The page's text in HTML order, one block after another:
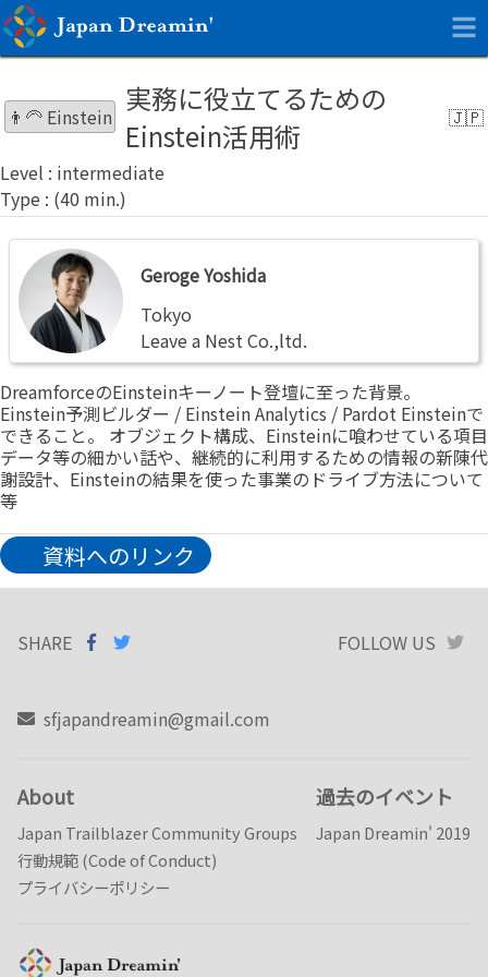
👨‍🦳 Einstein 実務に役立てるための
Einstein活用術
intermediate
Geroge
Yoshida
Geroge Yoshida
Tokyo
Leave a Nest Co.,ltd.
DreamforceのEinsteinキーノート登壇に至った背景。
Einstein予測ビルダー / Einstein Analytics / Pardot Einsteinで
できること。 オブジェクト構成、Einsteinに喰わせている項目
データ等の細かい話や、継続的に利用するための情報の新陳代
謝設計、Einsteinの結果を使った事業のドライブ方法について
等
資料へのリンク
SHARE
SHARE ON
FACEBOOK
FOLLOW US
sfjapandreamin@gmail.com
About
Japan Trailblazer Community Groups
行動規範 (Code of Conduct)
プライバシーポリシー
過去のイベント
Japan Dreamin' 2019